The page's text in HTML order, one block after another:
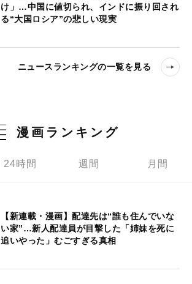
け」…中国に値切られ、インドに振り回され
る“大国ロシア”の悲しい現実
ニュースランキングの一覧を見る
漫画ランキング
24時間 週間 月間
【新連載・漫画】配達先は“誰も住んでいな
い家”…新人配達員が目撃した「姉妹を死に
追いやった」むごすぎる真相